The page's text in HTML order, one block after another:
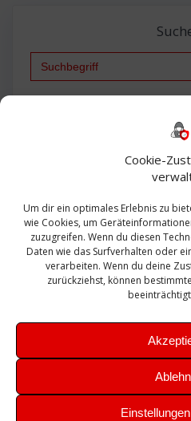
Cookie-
Um dir ein optimales Erlebnis zu
wie Cookies, um
zuzugreifen. Wenn du diesen
Daten wie das Surfverhalten oder
verarbeiten. Wenn du deine
zurückziehst, können
Bautagebuch
Exchange firewall
Sanierung SBS Security
Sicherung SIEM
Update Upgrade UTM
VMWare VPN